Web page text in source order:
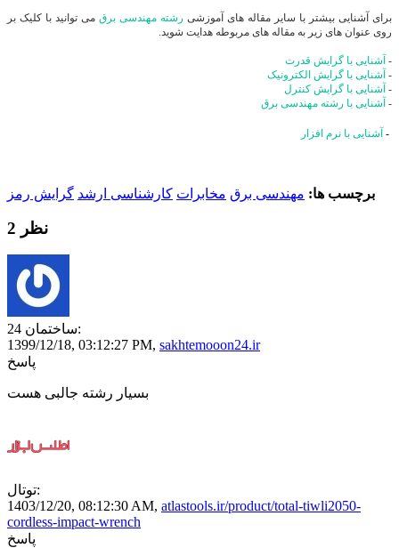
برای آشنایی بیشتر با سایر مقاله های آموزشی رشته مهندسی برق می توانید با کلیک بر
روی عنوان های زیر به مقاله های مربوطه هدایت شوید.
- آشنایی با گرایش قدرت
- آشنایی با گرایش الکترونیک
- آشنایی با گرایش کنترل
- آشنایی با رشته مهندسی برق
- آشنایی با نرم افزار
برچسب ها: مهندسی برق مخابرات کارشناسی ارشد گرایش رمز
2 نظر
ساختمان 24:
1399/12/18, 03:12:27 PM, sakhtemooon24.ir
پاسخ
بسیار رشته جالبی هست
توتال:
1403/12/20, 08:12:30 AM, atlastools.ir/product/total-tiwli2050-
cordless-impact-wrench
پاسخ